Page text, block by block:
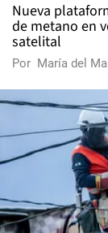
Nueva
de metano en
satelital
Por María del